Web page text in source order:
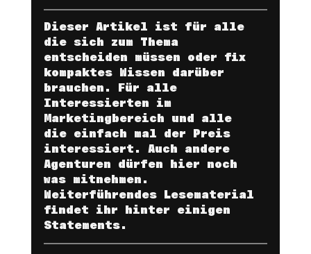
Dieser Artikel ist für alle
die sich zum Thema
entscheiden müssen oder fix
kompaktes Wissen darüber
brauchen. Für alle
Interessierten im
Marketingbereich und alle
die einfach mal der Preis
interessiert. Auch andere
Agenturen dürfen hier noch
was mitnehmen.
Weiterführendes Lesematerial
findet ihr hinter einigen
Statements.